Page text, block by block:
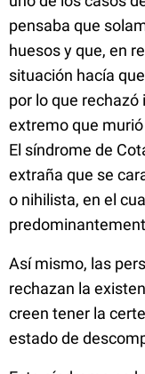
pensaba que
huesos y que, en
situación hacía
por lo que
extremo que
El síndrome de
extraña que se
o nihilista, en el
Así mismo, las
rechazan la
creen tener la
estado de